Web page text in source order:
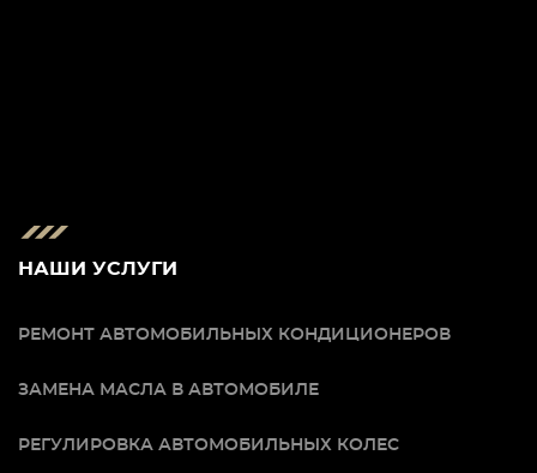
НАШИ УСЛУГИ
РЕМОНТ АВТОМОБИЛЬНЫХ КОНДИЦИОНЕРОВ
ЗАМЕНА МАСЛА В АВТОМОБИЛЕ
РЕГУЛИРОВКА АВТОМОБИЛЬНЫХ КОЛЕС